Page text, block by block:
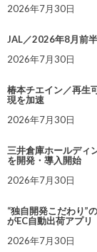
2026年7月30日
JAL／2026年8月前
2026年7月30日
椿本チエイン／再生
現を加速
2026年7月30日
三井倉庫ホールディ
を開発・導入開始
2026年7月30日
“独自開発こだわり”
がEC自動出荷アプリ
2026年7月30日